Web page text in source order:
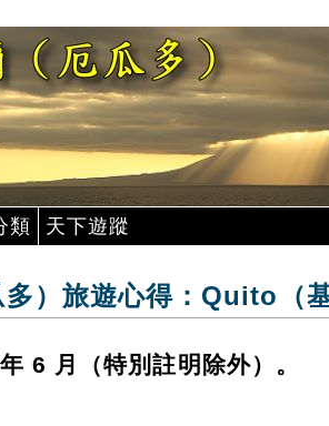
類 天下遊蹤
）旅遊心得：Quito（基
6 月（特別註明除外）。